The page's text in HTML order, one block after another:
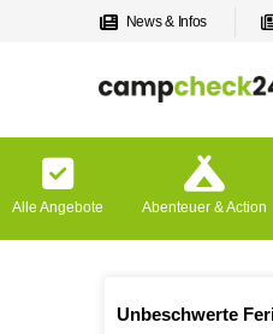
News & Infos
Alle Angebote Abenteuer & Action
Unbeschwerte